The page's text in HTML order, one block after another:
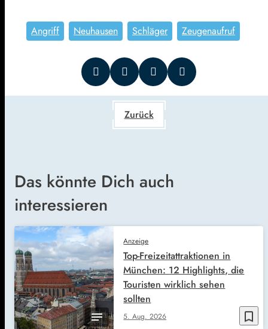
Angriff Neuhausen Schläger Zeugenaufruf
Zurück
Das könnte Dich auch
interessieren
bookmark_border
Anzeige
5. Aug. 2026
Top-Freizeitattraktionen in
München: 12 Highlights, die
Touristen wirklich sehen
sollten